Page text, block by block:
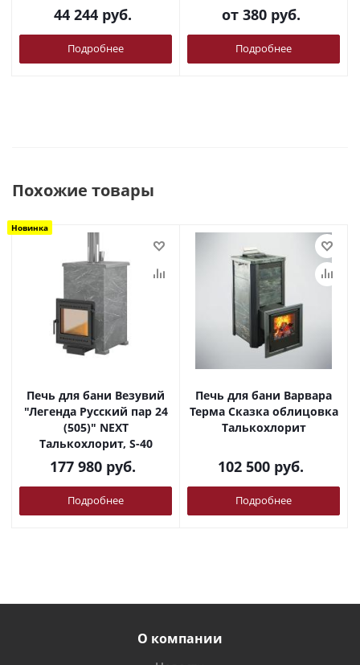
44 244 руб.
Подробнее
от 380 руб.
Подробнее
Похожие товары
Новинка
Печь для бани Везувий
"Легенда Русский пар 24
(505)" NEXT
Талькохлорит, S-40
177 980 руб.
Подробнее
Печь для бани Варвара
Терма Сказка облицовка
Талькохлорит
102 500 руб.
Подробнее
О компании